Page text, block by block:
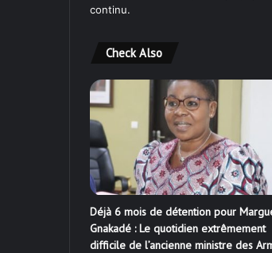
continu.
Check Also
Déjà 6 mois de détention pour
Gnakadé : Le quotidien extrêmement
difficile de l’ancienne ministre des